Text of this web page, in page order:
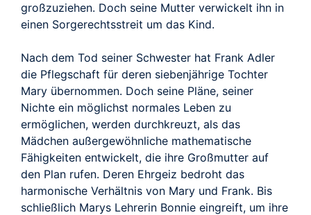
großzuziehen. Doch seine Mutter verwickelt ihn in
einen Sorgerechtsstreit um das Kind.
Nach dem Tod seiner Schwester hat Frank Adler
die Pflegschaft für deren siebenjährige Tochter
Mary übernommen. Doch seine Pläne, seiner
Nichte ein möglichst normales Leben zu
ermöglichen, werden durchkreuzt, als das
Mädchen außergewöhnliche mathematische
Fähigkeiten entwickelt, die ihre Großmutter auf
den Plan rufen. Deren Ehrgeiz bedroht das
harmonische Verhältnis von Mary und Frank. Bis
schließlich Marys Lehrerin Bonnie eingreift, um ihre